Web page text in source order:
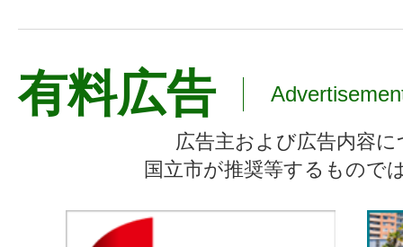
有料広告
広告主および広告内容
国立市が推奨等するもので